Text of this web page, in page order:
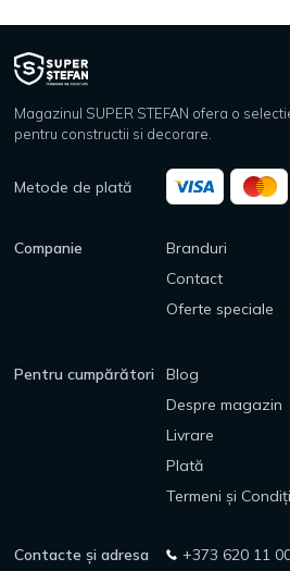
Magazinul SUPER STEFAN ofera o
pentru constructii si decorare.
Metode de plată
Companie
Branduri
Contact
Oferte speciale
Pentru cumpărători
Blog
Despre magazin
Livrare
Plată
Termeni și
Contacte și adresa +373 620 11